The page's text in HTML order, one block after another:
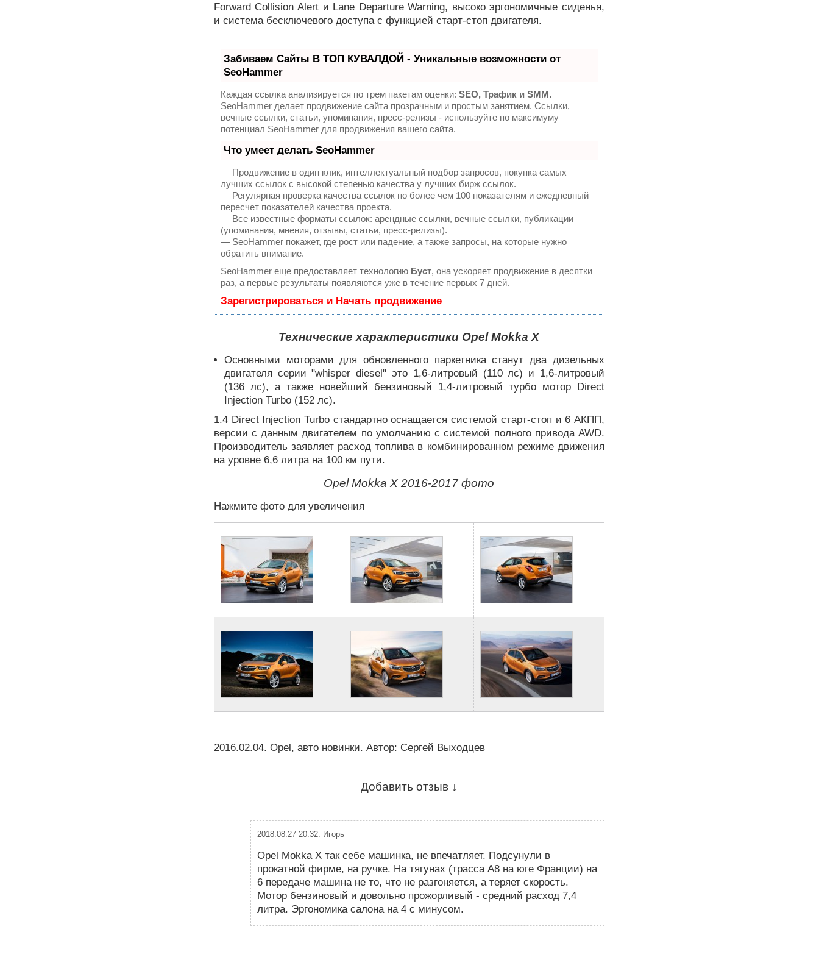
Forward Collision Alert и Lane Departure Warning, высоко эргономичные сиденья,
и система бесключевого доступа с функцией старт-стоп двигателя.
Забиваем Сайты В ТОП КУВАЛДОЙ - Уникальные возможности от
SeoHammer
Каждая ссылка анализируется по трем пакетам оценки: SEO, Трафик и SMM.
SeoHammer делает продвижение сайта прозрачным и простым занятием. Ссылки,
вечные ссылки, статьи, упоминания, пресс-релизы - используйте по максимуму
потенциал SeoHammer для продвижения вашего сайта.
Что умеет делать SeoHammer
— Продвижение в один клик, интеллектуальный подбор запросов, покупка самых
лучших ссылок с высокой степенью качества у лучших бирж ссылок.
— Регулярная проверка качества ссылок по более чем 100 показателям и ежедневный
пересчет показателей качества проекта.
— Все известные форматы ссылок: арендные ссылки, вечные ссылки, публикации
(упоминания, мнения, отзывы, статьи, пресс-релизы).
— SeoHammer покажет, где рост или падение, а также запросы, на которые нужно
обратить внимание.
SeoHammer еще предоставляет технологию Буст, она ускоряет продвижение в десятки
раз, а первые результаты появляются уже в течение первых 7 дней.
Зарегистрироваться и Начать продвижение
Технические характеристики Opel Mokka X
Основными моторами для обновленного паркетника станут два дизельных
двигателя серии "whisper diesel" это 1,6-литровый (110 лс) и 1,6-литровый
(136 лс), а также новейший бензиновый 1,4-литровый турбо мотор Direct
Injection Turbo (152 лс).
1.4 Direct Injection Turbo стандартно оснащается системой старт-стоп и 6 АКПП,
версии с данным двигателем по умолчанию с системой полного привода AWD.
Производитель заявляет расход топлива в комбинированном режиме движения
на уровне 6,6 литра на 100 км пути.
Opel Mokka X 2016-2017 фото
Нажмите фото для увеличения
2016.02.04. Opel, авто новинки. Автор: Сергей Выходцев
Добавить отзыв ↓
2018.08.27 20:32. Игорь
Opel Mokka X так себе машинка, не впечатляет. Подсунули в
прокатной фирме, на ручке. На тягунах (трасса А8 на юге Франции) на
6 передаче машина не то, что не разгоняется, а теряет скорость.
Мотор бензиновый и довольно прожорливый - средний расход 7,4
литра. Эргономика салона на 4 с минусом.